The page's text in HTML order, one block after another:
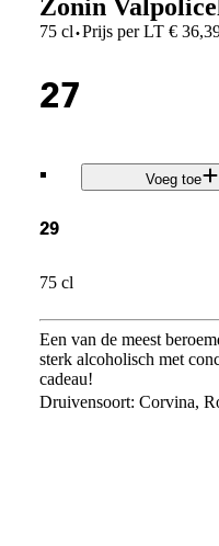
Zonin
75 cl·Prijs per LT€
27
.
29
75 cl
Voeg toe
Een van de meest
sterk alcoholisch met
cadeau!
Druivensoort: Corvina,